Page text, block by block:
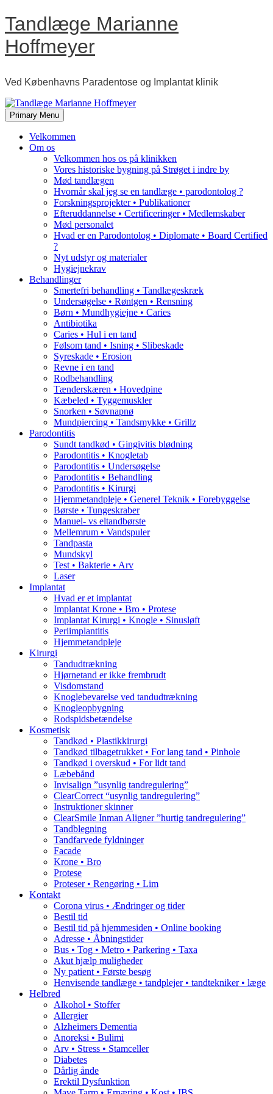
Skip
to
content
Tandlæge Marianne
Hoffmeyer
Ved Københavns Paradentose og Implantat klinik
Primary Menu
Velkommen
Om os
Velkommen hos os på klinikken
Vores historiske bygning på Strøget i indre by
Mød tandlægen
Hvornår skal jeg se en tandlæge • parodontolog ?
Forskningsprojekter • Publikationer
Efteruddannelse • Certificeringer • Medlemskaber
Mød personalet
Hvad er en Parodontolog • Diplomate • Board Certified
?
Nyt udstyr og materialer
Hygiejnekrav
Behandlinger
Smertefri behandling • Tandlægeskræk
Undersøgelse • Røntgen • Rensning
Børn • Mundhygiejne • Caries
Antibiotika
Caries • Hul i en tand
Følsom tand • Isning • Slibeskade
Syreskade • Erosion
Revne i en tand
Rodbehandling
Tænderskæren • Hovedpine
Kæbeled • Tyggemuskler
Snorken • Søvnapnø
Mundpiercing • Tandsmykke • Grillz
Parodontitis
Sundt tandkød • Gingivitis blødning
Parodontitis • Knogletab
Parodontitis • Undersøgelse
Parodontitis • Behandling
Parodontitis • Kirurgi
Hjemmetandpleje • Generel Teknik • Forebyggelse
Børste • Tungeskraber
Manuel- vs eltandbørste
Mellemrum • Vandspuler
Tandpasta
Mundskyl
Test • Bakterie • Arv
Laser
Implantat
Hvad er et implantat
Implantat Krone • Bro • Protese
Implantat Kirurgi • Knogle • Sinusløft
Periimplantitis
Hjemmetandpleje
Kirurgi
Tandudtrækning
Hjørnetand er ikke frembrudt
Visdomstand
Knoglebevarelse ved tandudtrækning
Knogleopbygning
Rodspidsbetændelse
Kosmetisk
Tandkød • Plastikkirurgi
Tandkød tilbagetrukket • For lang tand • Pinhole
Tandkød i overskud • For lidt tand
Læbebånd
Invisalign ”usynlig tandregulering”
ClearCorrect “usynlig tandregulering”
Instruktioner skinner
ClearSmile Inman Aligner ”hurtig tandregulering”
Tandblegning
Tandfarvede fyldninger
Facade
Krone • Bro
Protese
Proteser • Rengøring • Lim
Kontakt
Corona virus • Ændringer og tider
Bestil tid
Bestil tid på hjemmesiden • Online booking
Adresse • Åbningstider
Bus • Tog • Metro • Parkering • Taxa
Akut hjælp muligheder
Ny patient • Første besøg
Henvisende tandlæge • tandplejer • tandtekniker • læge
Helbred
Alkohol • Stoffer
Allergier
Alzheimers Dementia
Anoreksi • Bulimi
Arv • Stress • Stamceller
Diabetes
Dårlig ånde
Erektil Dysfunktion